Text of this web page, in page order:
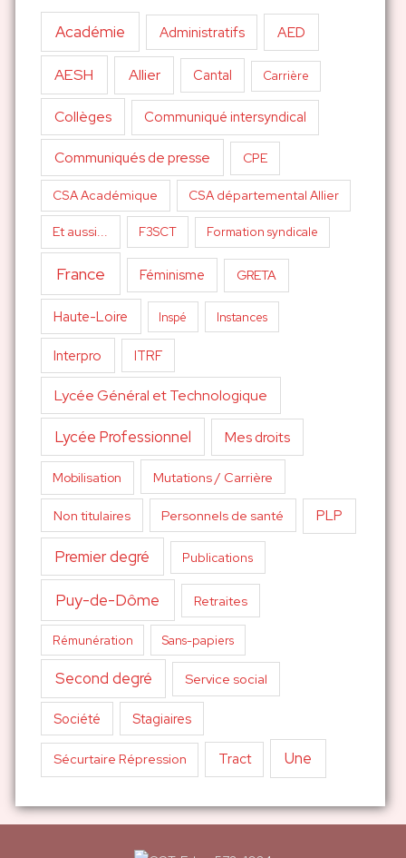
Académie Administratifs AED
AESH Allier Cantal Carrière
Collèges Communiqué intersyndical
Communiqués de presse CPE
CSA Académique CSA départemental Allier
Et aussi... F3SCT Formation syndicale
France Féminisme GRETA
Haute-Loire Inspé Instances
Interpro ITRF
Lycée Général et Technologique
Lycée Professionnel Mes droits
Mobilisation Mutations / Carrière
Non titulaires Personnels de santé PLP
Premier degré Publications
Puy-de-Dôme Retraites
Rémunération Sans-papiers
Second degré Service social
Société Stagiaires
Sécurtaire Répression Tract Une